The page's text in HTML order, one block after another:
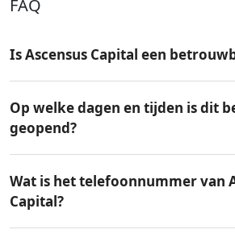
FAQ
Is Ascensus Capital een
Op welke dagen en tijden is dit
geopend?
Wat is het telefoonnummer van
Capital?